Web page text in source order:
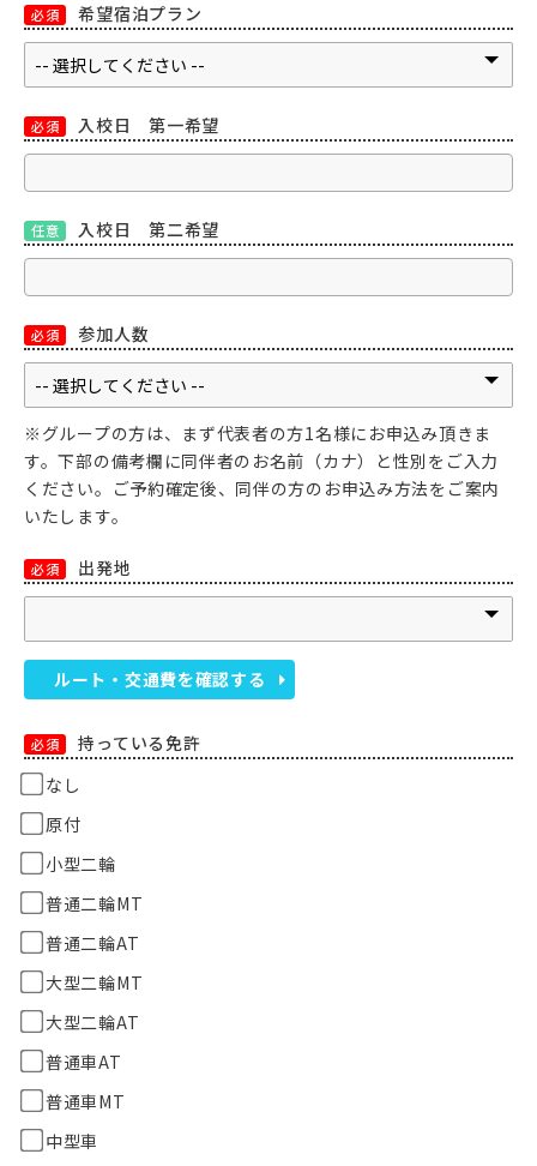
必須 希望宿泊プラン
必須 入校日 第一希望
任意 入校日 第二希望
必須 参加人数
※グループの方は、まず代表者の方1名様にお申込み頂きま
す。下部の備考欄に同伴者のお名前（カナ）と性別をご入力
ください。ご予約確定後、同伴の方のお申込み方法をご案内
いたします。
必須 出発地
ルート・交通費を確認する
必須
持っている免許
なし
原付
小型二輪
普通二輪MT
普通二輪AT
大型二輪MT
大型二輪AT
普通車AT
普通車MT
中型車